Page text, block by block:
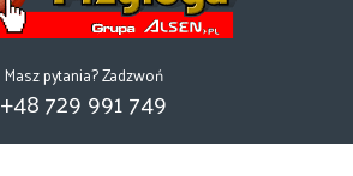
Masz pytania? Zadzwoń
+48 729 991 749